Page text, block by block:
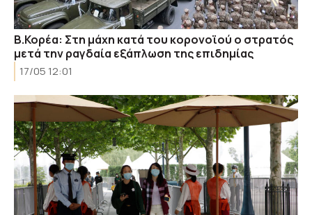
Β.Κορέα: Στη μάχη κατά του κορονοϊού ο στρατός
μετά την ραγδαία εξάπλωση της επιδημίας
17/05 12:01